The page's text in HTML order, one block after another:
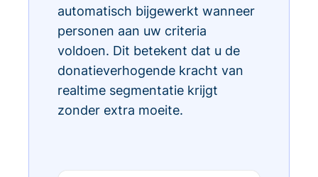
automatisch bijgewerkt wanneer
personen aan uw criteria
voldoen. Dit betekent dat u de
donatieverhogende kracht van
realtime segmentatie krijgt
zonder extra moeite.